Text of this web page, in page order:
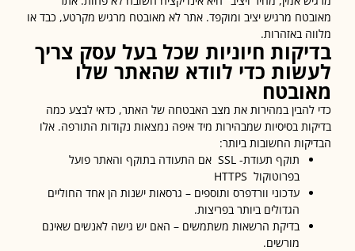
מרגיש יציב ומוקפד. אתר לא מאובטח מרגיש מקרטע, כבד או
באזהרות.
חיוניות שכל בעל עסק צריך
כדי לוודא שהאתר שלו
במהירות את מצב האבטחה של האתר, כדאי לבצע כמה
בסיסיות שמבהירות מיד איפה נמצאות נקודות התורפה. אלו
החשובות ביותר:
תוקף תעודת- SSL אם התעודה בתוקף והאתר פועל
בפרוטוקול HTTPS
עדכוני וורדפרס ותוספים – גרסאות ישנות הן אחד החוליים
הגדולים ביותר בפריצות.
בדיקת הרשאות משתמשים – האם יש גישה לאנשים שאינם